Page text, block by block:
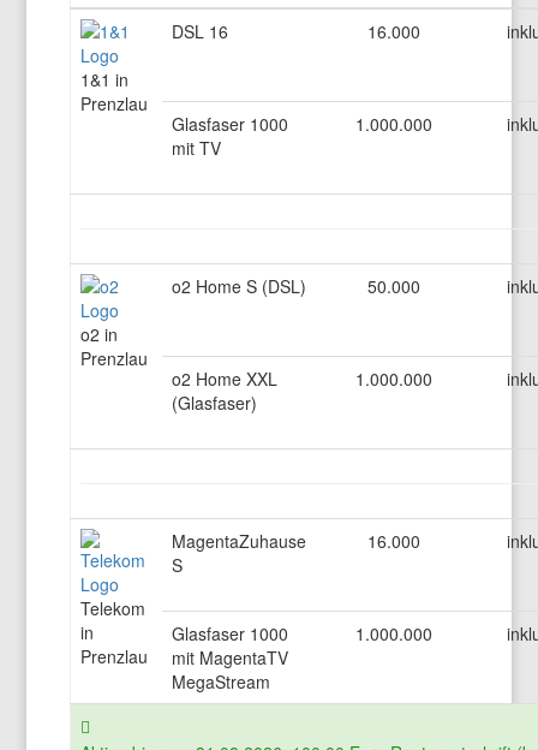
1&1 in
Prenzlau
DSL 16 16.000
Glasfaser 1000
mit TV
1.000.000
o2 in
Prenzlau
o2 Home S (DSL) 50.000
o2 Home XXL
(Glasfaser)
1.000.000
Telekom
in
Prenzlau
MagentaZuhause
S
16.000
Glasfaser 1000
mit MagentaTV
MegaStream
1.000.000